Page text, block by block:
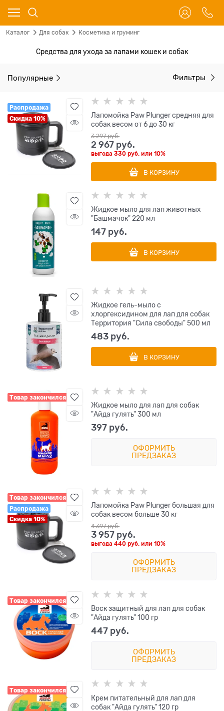
Каталог Для собак Косметика и груминг
Средства для ухода за лапами кошек и собак
Популярные Фильтры
Распродажа
Скидка 10%
Лапомойка Paw Plunger средняя для
собак весом от 6 до 30 кг
3 297 руб.
2 967 руб.
выгода330 руб. или10%
В КОРЗИНУ
Жидкое мыло для лап животных
"Башмачок" 220 мл
147 руб.
В КОРЗИНУ
Жидкое гель-мыло с
хлоргексидином для лап для собак
Территория "Сила свободы" 500 мл
483 руб.
В КОРЗИНУ
Товар закончился
Жидкое мыло для лап для собак
"Айда гулять" 300 мл
397 руб.
ОФОРМИТЬ
ПРЕДЗАКАЗ
Товар закончился
Распродажа
Скидка 10%
Лапомойка Paw Plunger большая для
собак весом больше 30 кг
4 397 руб.
3 957 руб.
выгода440 руб. или10%
ОФОРМИТЬ
ПРЕДЗАКАЗ
Товар закончился
Воск защитный для лап для собак
"Айда гулять" 100 гр
447 руб.
ОФОРМИТЬ
ПРЕДЗАКАЗ
Товар закончился
Крем питательный для лап для
собак "Айда гулять" 120 гр